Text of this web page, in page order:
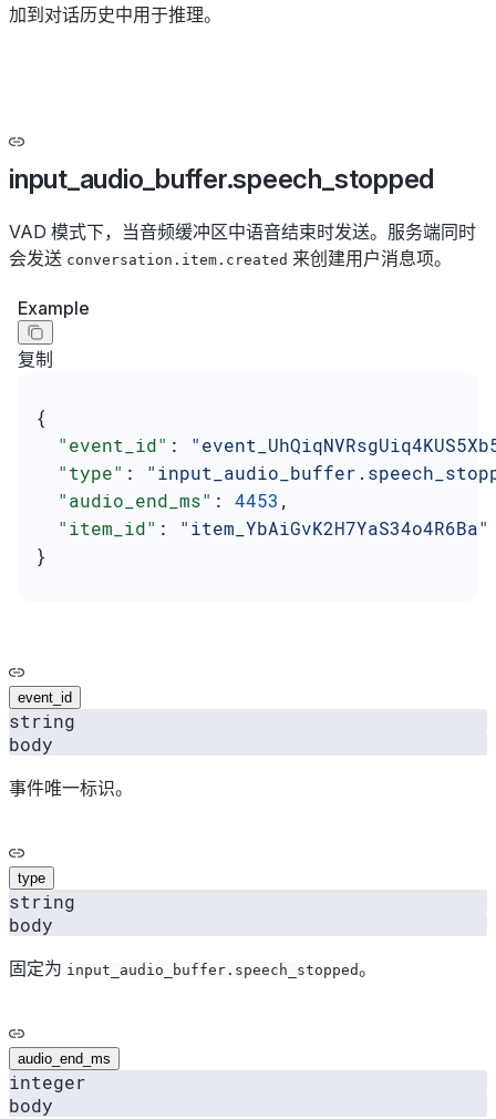
加到对话历史中用于推理。
input_audio_buffer.speech_stopped
VAD 模式下，当音频缓冲区中语音结束时发送。服务端同时
会发送 conversation.item.created 来创建用户消息项。
Example
复制
{
  "event_id"
:
  "type"
:
  "audio_end_ms"
: 4453 ,
  "item_id"
: "item_YbAiGvK2H7YaS34o4R6Ba"
}
event_id
string
body
事件唯一标识。
type
string
body
固定为 input_audio_buffer.speech_stopped。
audio_end_ms
integer
body